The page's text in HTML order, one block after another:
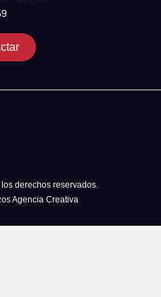
derechos reservados.
Agencia Creativa